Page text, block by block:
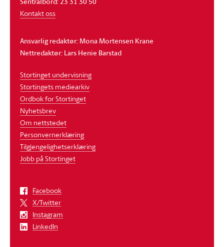
Kontakt oss
Ansvarlig redaktør: Mona Mortensen Krane
Nettredaktør: Lars Henie Barstad
Stortinget undervisning
Stortingets mediearkiv
Ordbok for Stortinget
Nyhetsbrev
Om nettstedet
Personvernerklæring
Tilgjengelighetserklæring
Jobb på Stortinget
Facebook
X/Twitter
Instagram
LinkedIn